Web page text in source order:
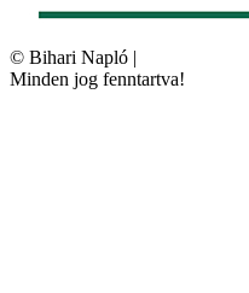
© Bihari Napló |
Minden jog fenntartva!